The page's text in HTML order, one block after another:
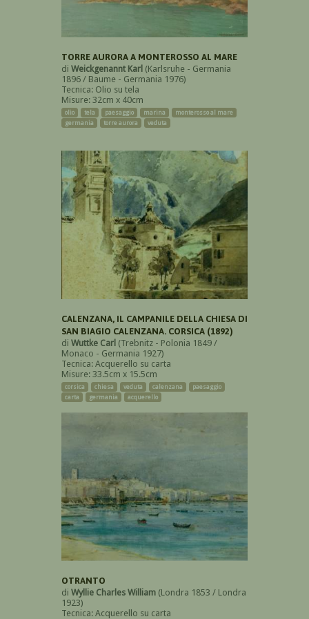
TORRE AURORA A MONTEROSSO AL MARE
di Weickgenannt Karl (Karlsruhe - Germania
1896 / Baume - Germania 1976)
Tecnica: Olio su tela
Misure: 32cm x 40cm
olio tela paesaggio marina
monterosso al mare
germania
torre aurora veduta
CALENZANA, IL CAMPANILE DELLA CHIESA DI
SAN BIAGIO CALENZANA. CORSICA (1892)
di Wuttke Carl (Trebnitz - Polonia 1849 /
Monaco - Germania 1927)
Tecnica: Acquerello su carta
Misure: 33.5cm x 15.5cm
corsica chiesa veduta calenzana
paesaggio
carta
germania acquerello
OTRANTO
di Wyllie Charles William (Londra 1853 / Londra
1923)
Tecnica: Acquerello su carta